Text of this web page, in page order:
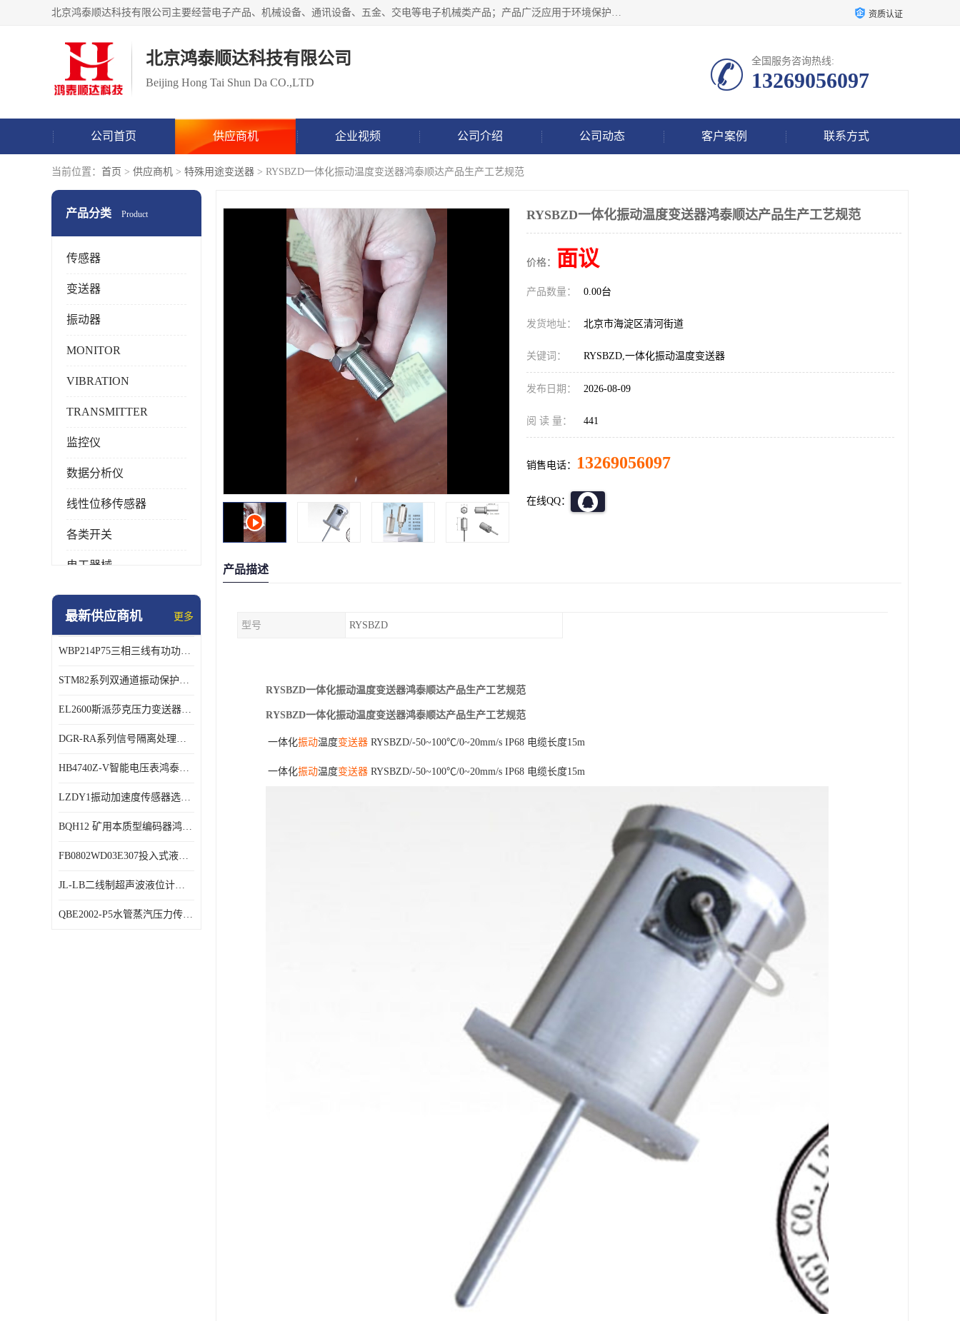
北京鸿泰顺达科技有限公司主要经营电子产品、机械设备、通讯设备、五金、交电等电子机械类产品；产品广泛应用于环境保护、石油化工、电力电子、冶金建筑、煤炭、农业、卫生防疫、教育科研等行业。并成功的与各地环境监测站、污水处理厂、卷烟厂、电厂、高校、科学院所、卫生防疫部门、煤矿、石化厂等用户建立了密切的合作关系。 资质认证
北京鸿泰顺达科技有限公司
Beijing Hong Tai Shun Da CO.,LTD
全国服务咨询热线:
13269056097
公司首页 供应商机 企业视频 公司介绍 公司动态 客户案例 联系方式
当前位置： 首页 > 供应商机 > 特殊用途变送器 > RYSBZD一体化振动温度变送器鸿泰顺达产品生产工艺规范
产品分类 Product
传感器
变送器
振动器
MONITOR
VIBRATION
TRANSMITTER
监控仪
数据分析仪
线性位移传感器
各类开关
电工器械
模块化产品
特殊用处传感器
特殊用途变送器
最新供应商机 更多
WBP214P75三相三线有功功率传感器鸿泰顺达产品稳定性好
STM82系列双通道振动保护表鸿泰产品技术规格
EL2600斯派莎克压力变送器技术规格
DGR-RA系列信号隔离处理器鸿泰产品技术规格
HB4740Z-V智能电压表鸿泰产品外形美观大方
LZDY1振动加速度传感器选型资料
BQH12 矿用本质型编码器鸿泰产品实物展示
FB0802WD03E307投入式液位计鸿泰产品选型参数
JL-LB二线制超声波液位计鸿泰产品外形美观大方
QBE2002-P5水管蒸汽压力传感器西门子产品技术规格
RYSBZD一体化振动温度变送器鸿泰顺达产品生产工艺规范
价格： 面议
产品数量： 0.00台
发货地址： 北京市海淀区清河街道
关键词： RYSBZD,一体化振动温度变送器
发布日期： 2026-08-09
阅 读 量： 441
销售电话： 13269056097
在线QQ：
产品描述
型号 RYSBZD
RYSBZD一体化振动温度变送器鸿泰顺达产品生产工艺规范
RYSBZD一体化振动温度变送器鸿泰顺达产品生产工艺规范
一体化振动温度变送器 RYSBZD/-50~100℃/0~20mm/s IP68 电缆长度15m
一体化振动温度变送器 RYSBZD/-50~100℃/0~20mm/s IP68 电缆长度15m